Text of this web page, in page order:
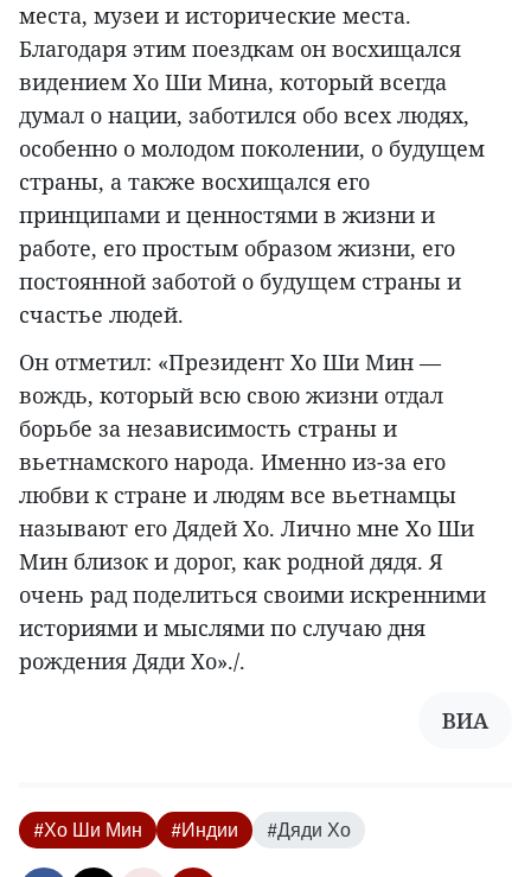
места, музеи и исторические места.
Благодаря этим поездкам он восхищался
видением Хо Ши Мина, который всегда
думал о нации, заботился обо всех людях,
особенно о молодом поколении, о будущем
страны, а также восхищался его
принципами и ценностями в жизни и
работе, его простым образом жизни, его
постоянной заботой о будущем страны и
счастье людей.
Он отметил: «Президент Хо Ши Мин —
вождь, который всю свою жизни отдал
борьбе за независимость страны и
вьетнамского народа. Именно из-за его
любви к стране и людям все вьетнамцы
называют его Дядей Хо. Лично мне Хо Ши
Мин близок и дорог, как родной дядя. Я
очень рад поделиться своими искренними
историями и мыслями по случаю дня
рождения Дяди Хо»./.
ВИА
#Хо Ши Мин #Индии #Дяди Хо